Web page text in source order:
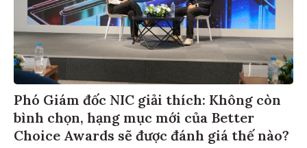
Phó Giám đốc NIC giải thích: Không còn
bình chọn, hạng mục mới của Better
Choice Awards sẽ được đánh giá thế nào?